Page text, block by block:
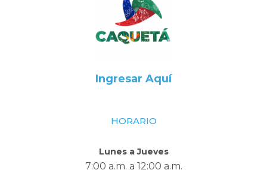
Ingresar Aquí
HORARIO
Lunes a Jueves
7:00 a.m. a 12:00 a.m.